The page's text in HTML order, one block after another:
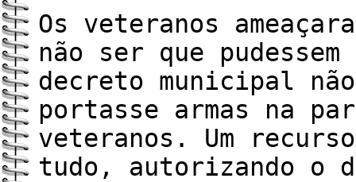
Os veteranos
não ser que
decreto municipal
portasse armas na
veteranos. Um
tudo, autorizando o